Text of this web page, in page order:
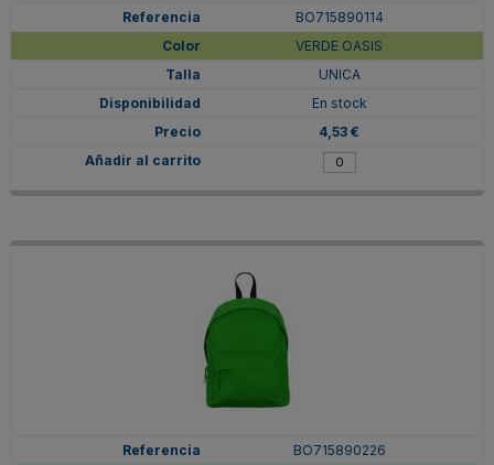
BO715890114
VERDE OASIS
UNICA
En stock
4,53 €
BO715890226